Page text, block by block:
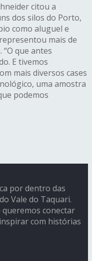
citou a
dos silos do Porto,
como aluguel e
mais de
que antes
E tivemos
mais diversos cases
uma amostra
podemos
por dentro das
Vale do Taquari.
queremos conectar
com histórias